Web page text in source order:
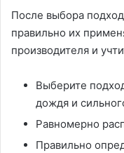
После выбора
правильно их
производителя и
Выберите
дождя и
Равномерно
Правильно